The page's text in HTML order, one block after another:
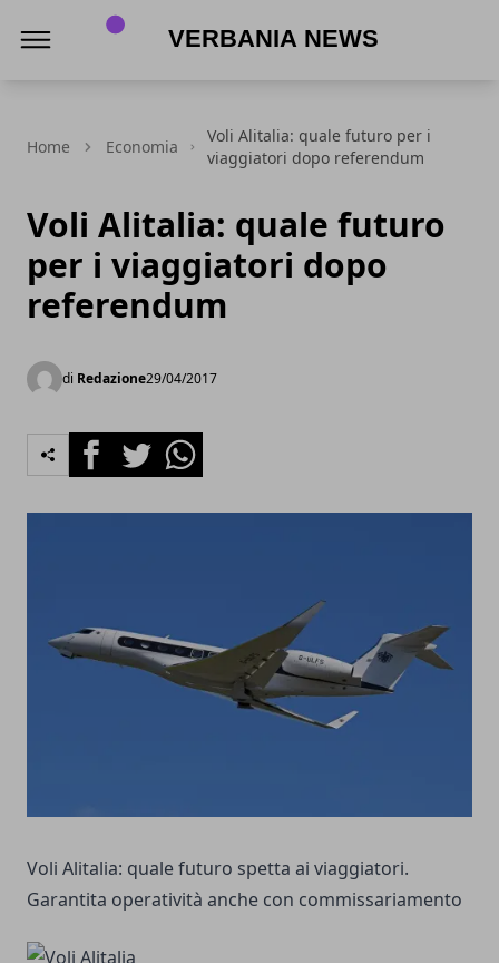
Home Economia
Voli Alitalia: quale futuro per i
viaggiatori dopo referendum
Voli Alitalia: quale futuro
per i viaggiatori dopo
referendum
di Redazione29/04/2017
FacebookTwitterWhatsapp
Voli Alitalia: quale futuro spetta ai viaggiatori.
Garantita operatività anche con commissariamento